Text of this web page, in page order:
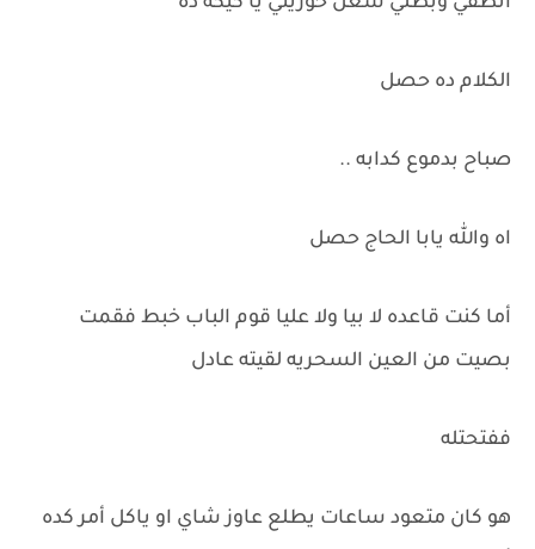
الكلام ده حصل
صباح بدموع كدابه ..
اه والله يابا الحاج حصل
أما كنت قاعده لا بيا ولا عليا قوم الباب خبط فقمت
بصيت من العين السحريه لقيته عادل
ففتحتله
هو كان متعود ساعات يطلع عاوز شاي او ياكل أمر كده